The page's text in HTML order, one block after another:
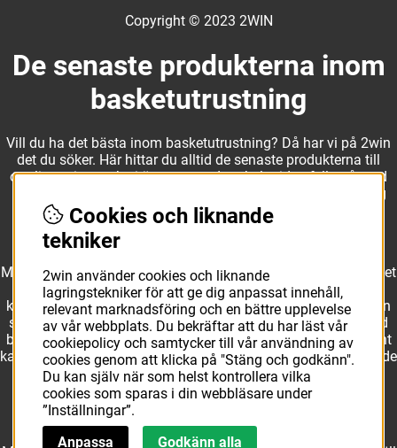
Copyright © 2023 2WIN
De senaste produkterna inom
basketutrustning
Vill du ha det bästa inom basketutrustning? Då har vi på 2win
det du söker. Här hittar du alltid de senaste produkterna till
otroliga priser, och vi är noga med att hela tiden fylla på med
nyheter i webbshopen. Det gör oss till ett naturligt val för dig
som vill ha utrustning som överträffar alla andra märken.
Med ett av Sveriges största kläd- och skosortiment inom basket
kan vi erbjuda allt som du eller din klubb behöver. Välj ut
kvalitativa basketbollar och basketskor från välkända märken
som Molten, Nike, Adidas och Spalding och komplettera med
basketkläder från Jordan. I vårt breda och prisvärda sortiment
kan vi erbjuda matchkläder som ger maximal rörelsefrihet, både
på och utanför planen. Oavsett vad du behöver för
basketutrustning kan du vara säker på att hitta den här.
Cookies och liknande
tekniker
2win använder cookies och liknande
lagringstekniker för att ge dig anpassat innehåll,
relevant marknadsföring och en bättre upplevelse
av vår webbplats. Du bekräftar att du har läst vår
cookiepolicy och samtycker till vår användning av
cookies genom att klicka på "Stäng och godkänn".
Du kan själv när som helst kontrollera vilka
cookies som sparas i din webbläsare under
”Inställningar”.
Anpassa
Godkänn alla